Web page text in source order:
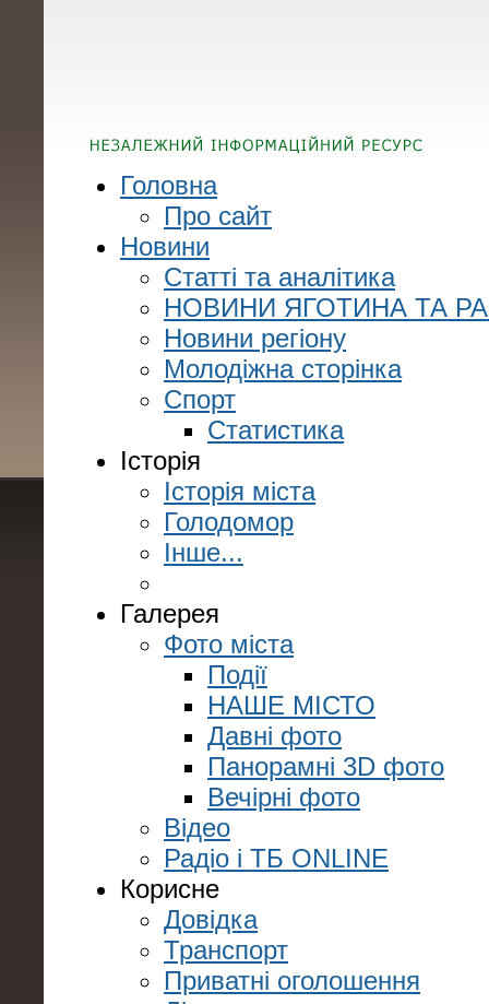
Головна
Про сайт
Новини
Статті та аналітика
НОВИНИ ЯГОТИНА ТА
Новини регіону
Молодіжна сторінка
Спорт
Статистика
Історія
Історія міста
Голодомор
Інше...
Галерея
Фото міста
Події
НАШЕ МІСТО
Давні фото
Панорамні 3D фото
Вечірні фото
Відео
Радіо і ТБ ONLINE
Корисне
Довідка
Транспорт
Приватні оголошення